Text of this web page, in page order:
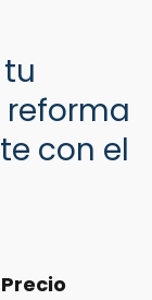
con el